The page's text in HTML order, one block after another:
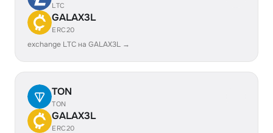
LTC
GALAX3L
ERC20
exchange LTC на GALAX3L →
TON
TON
GALAX3L
ERC20